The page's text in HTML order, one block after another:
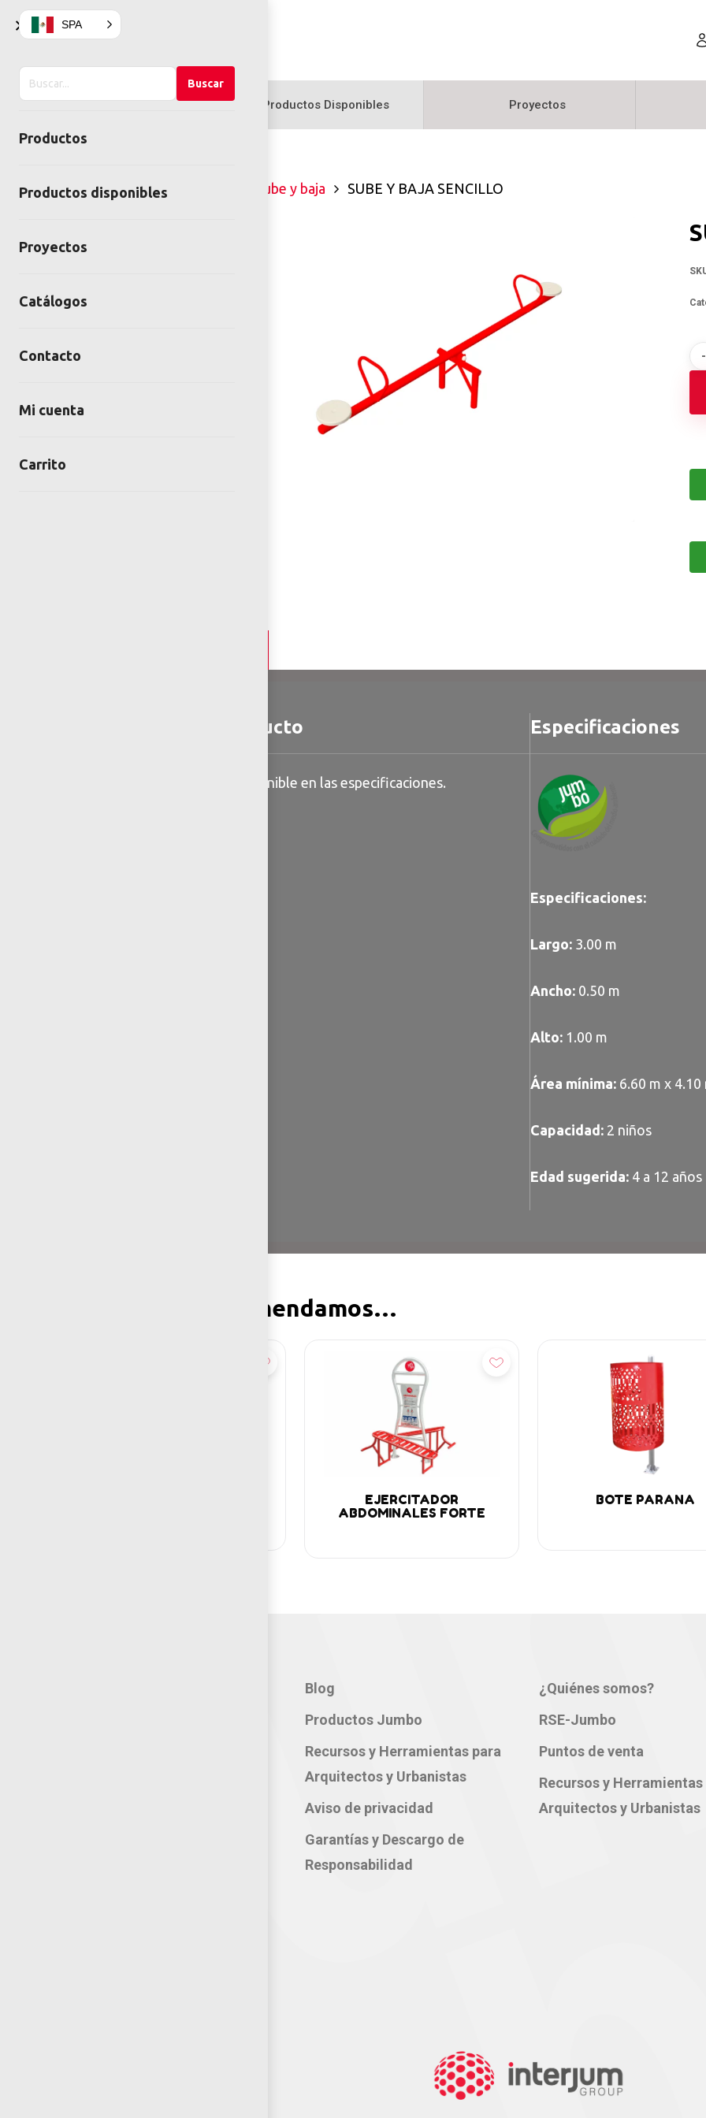
Productos Productos Disponibles Proyectos
Inicio Juegos infantiles Sube y baja SUBE Y BAJA SENCILLO
Detalles del producto
Información general disponible en las especificaciones.
Especificaciones
Especificaciones:
Largo: 3.00 m
Ancho: 0.50 m
Alto: 1.00 m
Área mínima: 6.60 m x 4.10
Capacidad: 2 niños
Edad sugerida: 4 a 12 años
También te recomendamos…
AñadirEJERCITADOR
ABDOMINALES FORTE
AñadirBOTE PARANA
Blog
Productos Jumbo
Recursos y Herramientas para
Arquitectos y Urbanistas
Aviso de privacidad
Garantías y Descargo de
Responsabilidad
¿Quiénes somos?
RSE-Jumbo
Puntos de venta
Recursos y Herramientas
Arquitectos y Urbanistas
×
Buscar
en
Buscar
Productos
Productos disponibles
Proyectos
Catálogos
Contacto
Mi cuenta
Carrito
SPA